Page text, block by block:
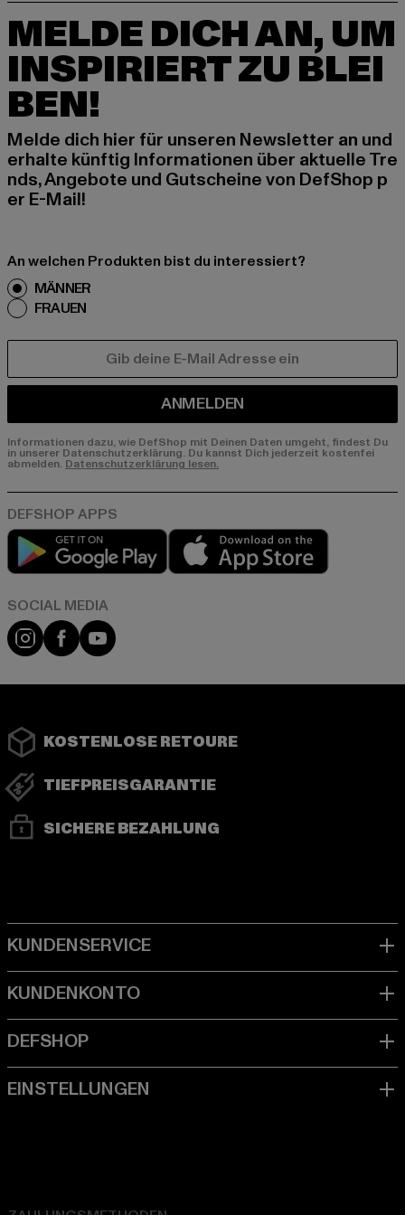
MELDE DICH AN, UM
INSPIRIERT ZU BLEI
BEN!
Melde dich hier für unseren Newsletter an und
erhalte künftig Informationen über aktuelle Tre
nds, Angebote und Gutscheine von DefShop p
er E-Mail!
An welchen Produkten bist du interessiert?
MÄNNER
FRAUEN
ANMELDEN
Informationen dazu, wie DefShop mit Deinen Daten umgeht, findest Du
in unserer Datenschutzerklärung. Du kannst Dich jederzeit kostenfei
abmelden. Datenschutzerklärung lesen.
Play market
Instagram
FacebookYouTube
KOSTENLOSE RETOURE
TIEFPREISGARANTIE
SICHERE BEZAHLUNG